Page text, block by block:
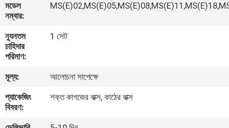
কারখানা
ভ্রমণ
মান
নিয়ন্ত্রণ
যোগাযোগ
মডেল
নম্বার:
ন্যূনতম
চাহিদার
পরিমাণ:
1 সেট
মূল্য:
আলোচনা সাপেক্ষে
প্যাকেজিং
বিবরণ:
শক্ত কাগজের বাক্স, কাঠের বাক্স